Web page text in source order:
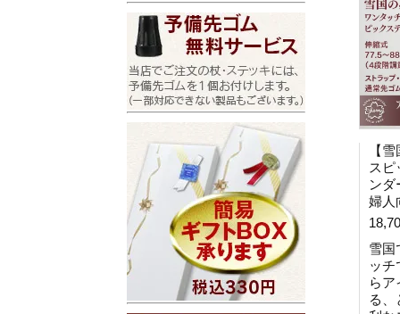
【
スピ
ンダ
婦人
雪国
ッチ
らア
る、